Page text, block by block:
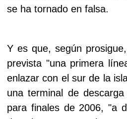
se ha tornado en falsa.
Y es que, según
prevista "una primera
enlazar con el sur de la
una terminal de
para finales de 2006, "a